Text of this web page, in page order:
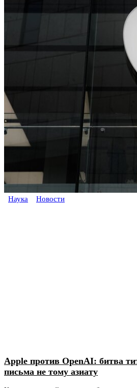
Наука Новости
Apple против OpenAI: битва
письма не тому азиату